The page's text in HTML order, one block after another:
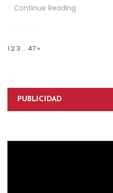
Continue Reading
de
1 2 3 … 47 »
PUBLICIDAD